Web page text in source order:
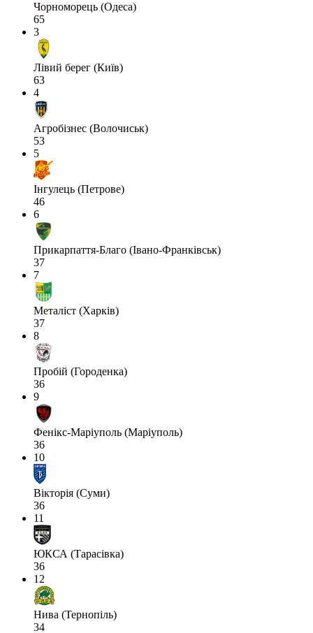
Чорноморець (Одеса)
65
3
Лівий берег (Київ)
63
4
Агробізнес (Волочиськ)
53
5
Інгулець (Петрове)
46
6
Прикарпаття-Благо (Івано-Франківськ)
37
7
Металіст (Харків)
37
8
Пробій (Городенка)
36
9
Фенікс-Маріуполь (Маріуполь)
36
10
Вікторія (Суми)
36
11
ЮКСА (Тарасівка)
36
12
Нива (Тернопіль)
34